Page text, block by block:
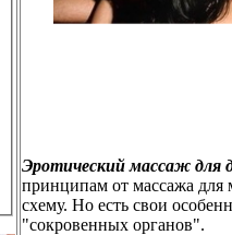
Эротический массаж для
принципам от массажа
схему. Но есть свои
"сокровенных органов".